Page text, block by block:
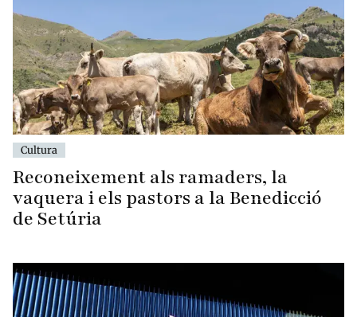
Cultura
Reconeixement als ramaders, la
vaquera i els pastors a la Benedicció
de Setúria